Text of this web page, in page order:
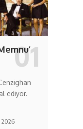
ediyor.
2026